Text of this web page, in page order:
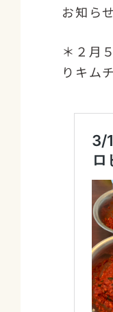
お知ら
＊２月
りキム